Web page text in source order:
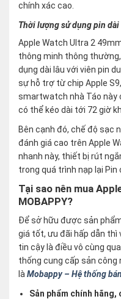
chính xác cao.
Thời lượng sử dụng pin dài
Apple Watch Ultra 2
thông minh thông
dụng dài lâu với viên pin
sự hỗ trợ từ chip Apple
smartwatch nhà Táo này
có thể kéo dài tới 72 giờ
Bên cạnh đó, chế độ sạc
đánh giá cao trên Apple
nhanh này, thiết bị rút
trong quá trình nạp lại Pin
Tại sao nên mua
MOBAPPY?
Để sở hữu được sản
giá tốt, ưu đãi hấp dẫn thì
tin cậy là điều vô cùng
thống cung cấp sản công
là Mobappy – Hệ thống
Sản phẩm chính hãng,